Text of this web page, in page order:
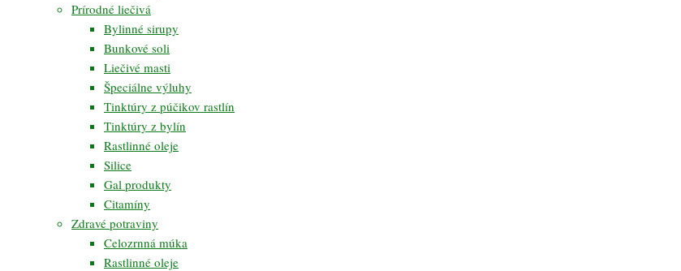
Prírodné liečivá
Bylinné sirupy
Bunkové soli
Liečivé masti
Špeciálne výluhy
Tinktúry z púčikov rastlín
Tinktúry z bylín
Rastlinné oleje
Silice
Gal produkty
Citamíny
Zdravé potraviny
Celozrnná múka
Rastlinné oleje